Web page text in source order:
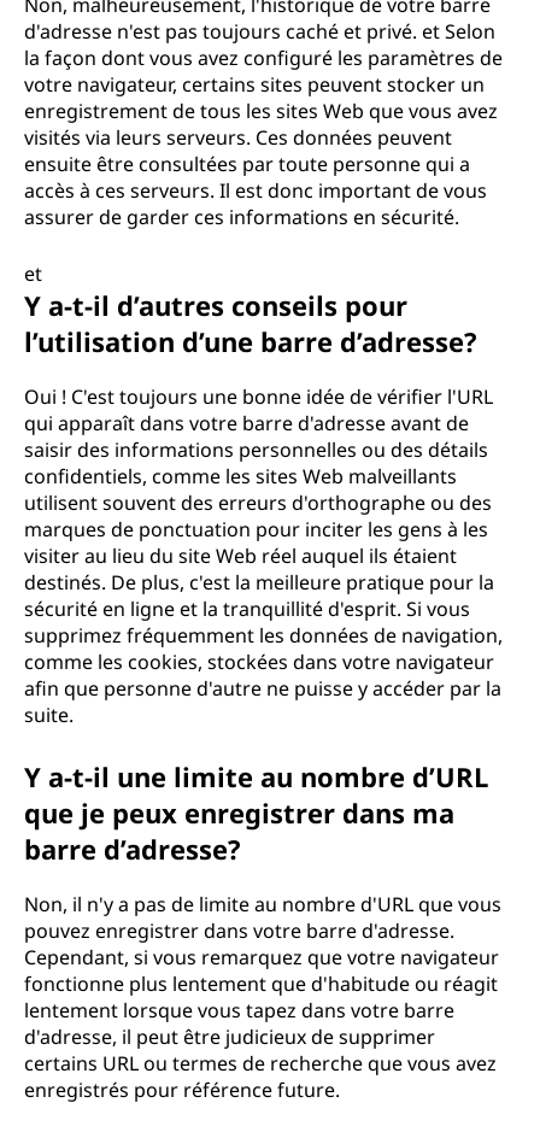
d'adresse n'est pas toujours caché et privé. et Selon
la façon dont vous avez configuré les paramètres de
votre navigateur, certains sites peuvent stocker un
enregistrement de tous les sites Web que vous avez
visités via leurs serveurs. Ces données peuvent
ensuite être consultées par toute personne qui a
accès à ces serveurs. Il est donc important de vous
assurer de garder ces informations en sécurité.
et
Y a-t-il d’autres conseils pour
l’utilisation d’une barre d’adresse?
Oui ! C'est toujours une bonne idée de vérifier l'URL
qui apparaît dans votre barre d'adresse avant de
saisir des informations personnelles ou des détails
confidentiels, comme les sites Web malveillants
utilisent souvent des erreurs d'orthographe ou des
marques de ponctuation pour inciter les gens à les
visiter au lieu du site Web réel auquel ils étaient
destinés. De plus, c'est la meilleure pratique pour la
sécurité en ligne et la tranquillité d'esprit. Si vous
supprimez fréquemment les données de navigation,
comme les cookies, stockées dans votre navigateur
afin que personne d'autre ne puisse y accéder par la
suite.
Y a-t-il une limite au nombre d’URL
que je peux enregistrer dans ma
barre d’adresse?
Non, il n'y a pas de limite au nombre d'URL que vous
pouvez enregistrer dans votre barre d'adresse.
Cependant, si vous remarquez que votre navigateur
fonctionne plus lentement que d'habitude ou réagit
lentement lorsque vous tapez dans votre barre
d'adresse, il peut être judicieux de supprimer
certains URL ou termes de recherche que vous avez
enregistrés pour référence future.